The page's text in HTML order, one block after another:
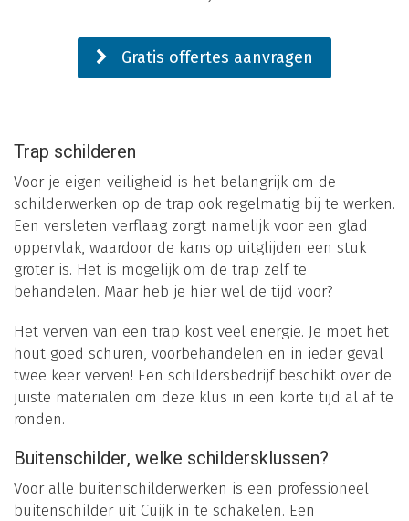
Gratis offertes aanvragen
Trap schilderen
Voor je eigen veiligheid is het belangrijk om de
schilderwerken op de trap ook regelmatig bij te werken.
Een versleten verflaag zorgt namelijk voor een glad
oppervlak, waardoor de kans op uitglijden een stuk
groter is. Het is mogelijk om de trap zelf te
behandelen. Maar heb je hier wel de tijd voor?
Het verven van een trap kost veel energie. Je moet het
hout goed schuren, voorbehandelen en in ieder geval
twee keer verven! Een schildersbedrijf beschikt over de
juiste materialen om deze klus in een korte tijd al af te
ronden.
Buitenschilder, welke schildersklussen?
Voor alle buitenschilderwerken is een professioneel
buitenschilder uit Cuijk in te schakelen. Een